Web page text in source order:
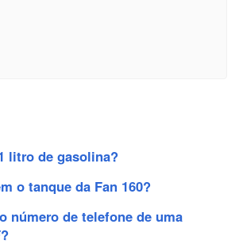
litro de gasolina?
o tanque da Fan 160?
número de telefone de uma